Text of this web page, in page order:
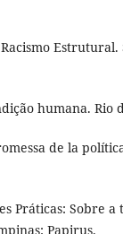
Estrutural.
humana. Rio
de la
Práticas: Sobre
Papirus.